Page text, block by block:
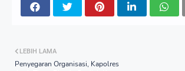
LEBIH LAMA
Penyegaran Organisasi, Kapolres